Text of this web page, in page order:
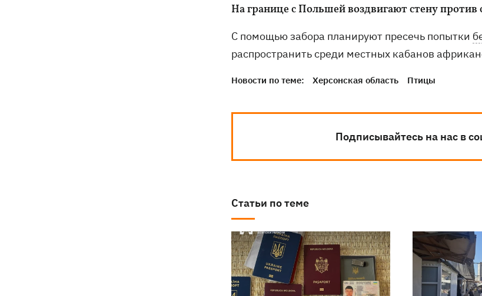
На границе с Польшей воздвигают стену против
С помощью забора планируют пресечь попытки
распространить среди местных кабанов
Новости по теме: Херсонская область Птицы
Подписывайтесь на нас в
Статьи по теме